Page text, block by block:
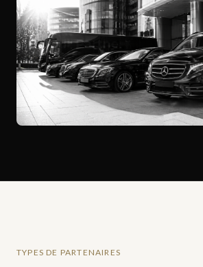
TYPES DE PARTENAIRES